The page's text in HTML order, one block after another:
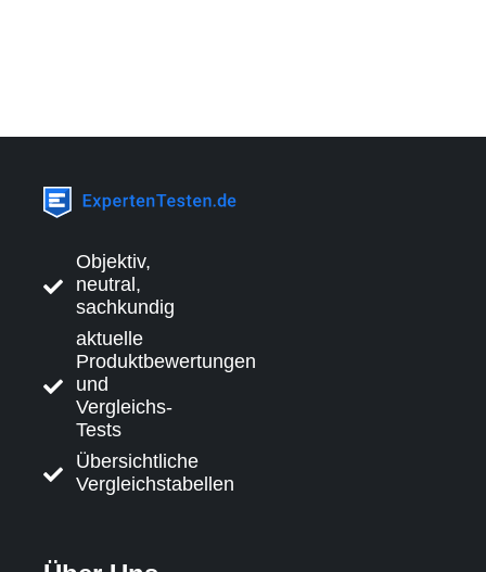
Objektiv,
neutral,
sachkundig
aktuelle
Produktbewertungen
und
Vergleichs-
Tests
Übersichtliche
Vergleichstabellen